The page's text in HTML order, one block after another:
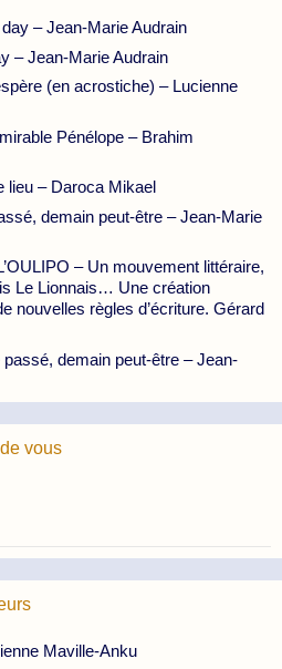
– Jean-Marie Audrain
– Jean-Marie Audrain
(en acrostiche) – Lucienne
Pénélope – Brahim
lieu – Daroca Mikael
demain peut-être – Jean-Marie
– Un mouvement littéraire,
Le Lionnais… Une création
nouvelles règles d’écriture. Gérard
passé, demain peut-être – Jean-
vous
Maville-Anku